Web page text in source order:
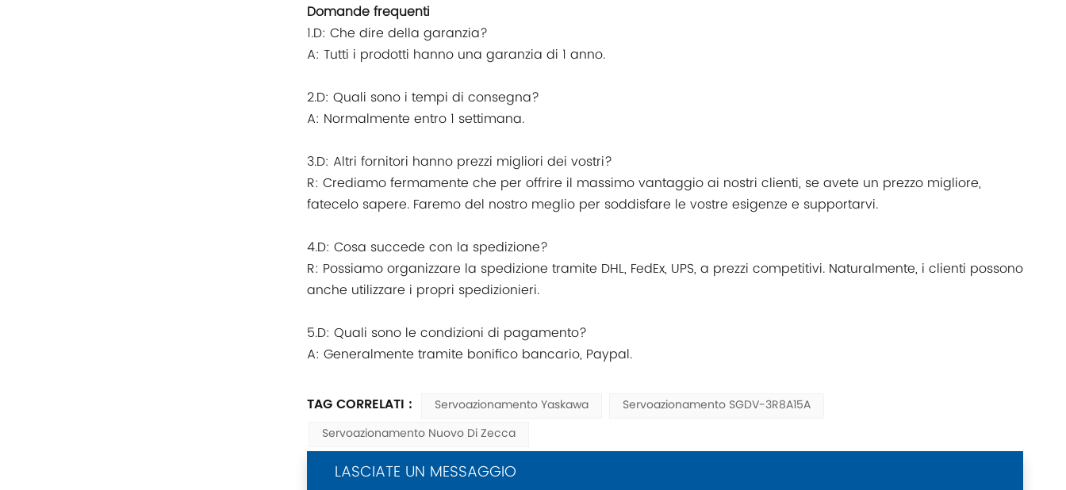
Domande frequenti
1.D: Che dire della garanzia?
A: Tutti i prodotti hanno una garanzia di 1 anno.
2.D: Quali sono i tempi di consegna?
A: Normalmente entro 1 settimana.
3.D: Altri fornitori hanno prezzi migliori dei vostri?
R: Crediamo fermamente che per offrire il massimo vantaggio ai nostri clienti, se avete un prezzo migliore,
fatecelo sapere. Faremo del nostro meglio per soddisfare le vostre esigenze e supportarvi.
4.D: Cosa succede con la spedizione?
R: Possiamo organizzare la spedizione tramite DHL, FedEx, UPS, a prezzi competitivi. Naturalmente, i clienti possono
anche utilizzare i propri spedizionieri.
5.D: Quali sono le condizioni di pagamento?
A: Generalmente tramite bonifico bancario, Paypal.
TAG CORRELATI : Servoazionamento Yaskawa
Servoazionamento SGDV-3R8A15A
Servoazionamento Nuovo Di Zecca
LASCIATE UN MESSAGGIO